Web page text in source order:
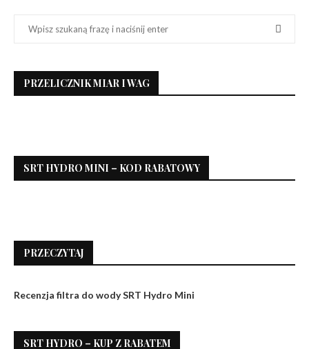
PRZELICZNIK MIAR I WAG
SRT HYDRO MINI – KOD RABATOWY
PRZECZYTAJ
Recenzja filtra do wody SRT Hydro Mini
SRT HYDRO – KUP Z RABATEM